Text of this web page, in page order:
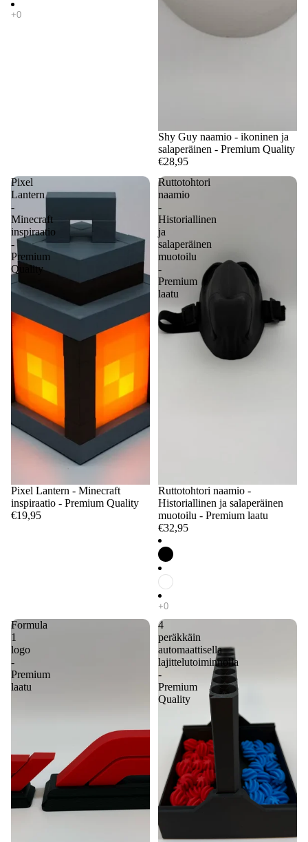
Shy Guy naamio - ikoninen ja
salaperäinen - Premium Quality
€28,95
Pixel
Lantern
-
Minecraft
inspiraatio
-
Premium
Quality
Pixel Lantern - Minecraft
inspiraatio - Premium Quality
€19,95
Ruttotohtori
naamio
-
Historiallinen
ja
salaperäinen
muotoilu
-
Premium
laatu
Ruttotohtori naamio -
Historiallinen ja salaperäinen
muotoilu - Premium laatu
€32,95
Formula
1
logo
-
Premium
laatu
4
peräkkäin
automaattisella
lajittelutoiminnolla
-
Premium
Quality